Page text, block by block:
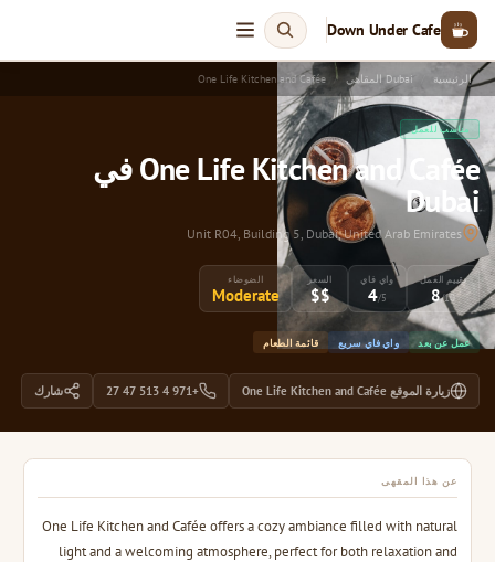
Down Under Cafe
الرئيسية Dubai المقاهي One Life Kitchen and Cafée
مناسب للعمل
One Life Kitchen and Cafée في
Dubai
Unit R04, Building 5, Dubai, United Arab Emirates
تقييم العمل
8/10
واي فاي
4/5
السعر
$$
الضوضاء
Moderate
عمل عن بعد واي فاي سريع قائمة الطعام
زيارة الموقع One Life Kitchen and Cafée +971 4 513 47 27 شارك
عن هذا المقهى
One Life Kitchen and Cafée offers a cozy ambiance filled with natural
light and a welcoming atmosphere, perfect for both relaxation and